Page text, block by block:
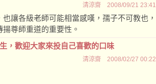
清涼齋 2008/09/21 23:41
讓各級老師可能相當感嘆，孺子不可教也，
尊師重道的重要性。
，歡迎大家來投自己喜歡的口味
清涼齋 2008/02/27 00:22